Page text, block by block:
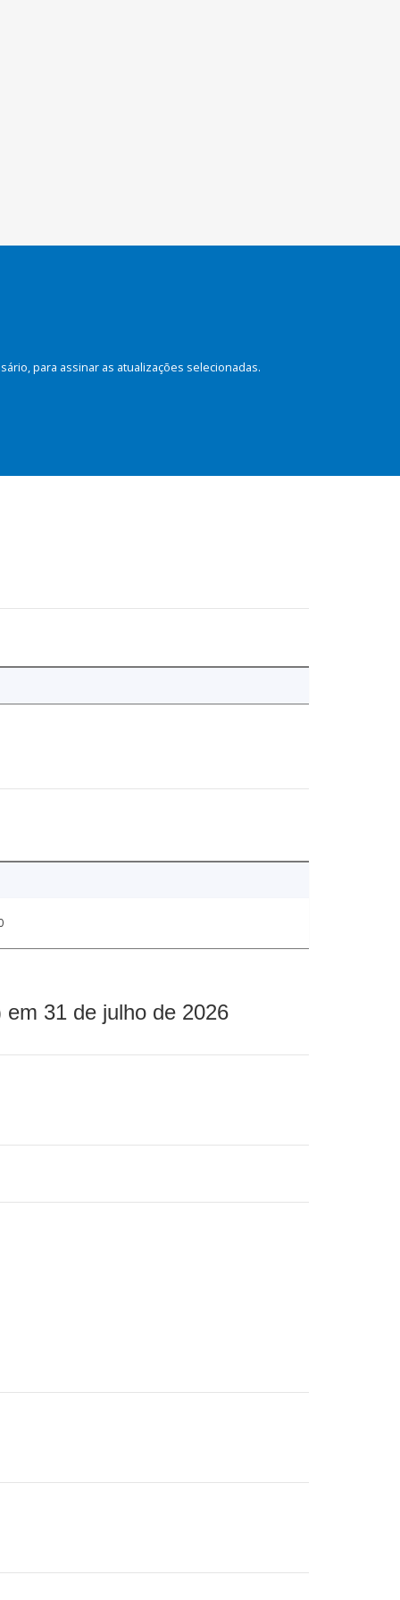
para assinar as atualizações selecionadas.
31 de julho de 2026